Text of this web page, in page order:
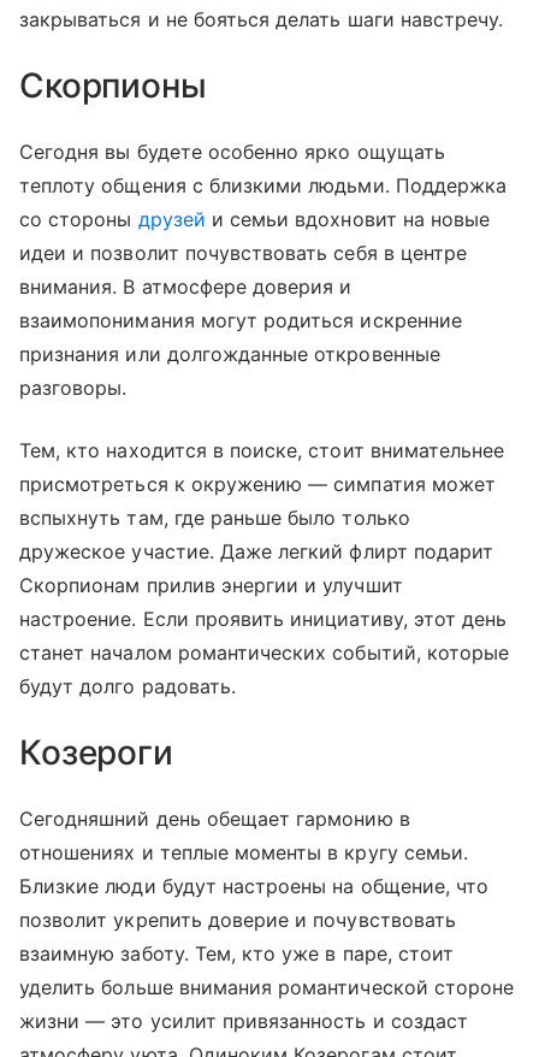
закрываться и не бояться делать шаги навстречу.
Скорпионы
Сегодня вы будете особенно ярко ощущать
теплоту общения с близкими людьми. Поддержка
со стороны друзей и семьи вдохновит на новые
идеи и позволит почувствовать себя в центре
внимания. В атмосфере доверия и
взаимопонимания могут родиться искренние
признания или долгожданные откровенные
разговоры.
Тем, кто находится в поиске, стоит внимательнее
присмотреться к окружению — симпатия может
вспыхнуть там, где раньше было только
дружеское участие. Даже легкий флирт подарит
Скорпионам прилив энергии и улучшит
настроение. Если проявить инициативу, этот день
станет началом романтических событий, которые
будут долго радовать.
Козероги
Сегодняшний день обещает гармонию в
отношениях и теплые моменты в кругу семьи.
Близкие люди будут настроены на общение, что
позволит укрепить доверие и почувствовать
взаимную заботу. Тем, кто уже в паре, стоит
уделить больше внимания романтической стороне
жизни — это усилит привязанность и создаст